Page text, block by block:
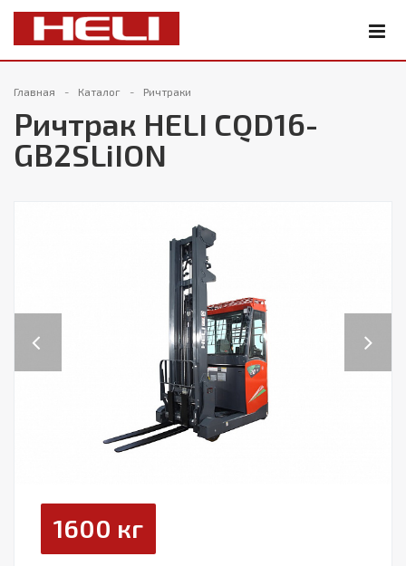
Главная Каталог Ричтраки
Ричтрак HELI CQD16-
GB2SLiION
1600 кг